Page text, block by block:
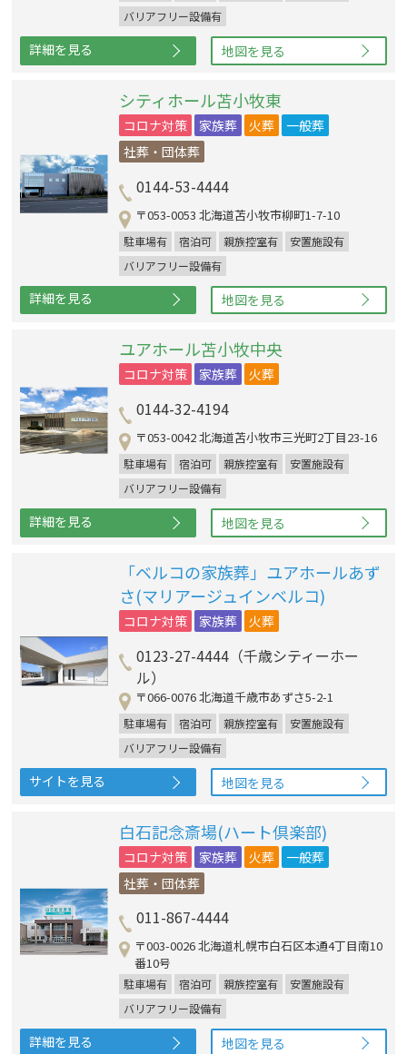
バリアフリー設備有
詳細を見る 地図を見る
シティホール苫小牧東
コロナ対策 家族葬 火葬
一般葬
社葬・団体葬
0144-53-4444
〒053-0053 北海道苫小牧市柳町1-7-10
駐車場有 宿泊可 親族控室有
安置施設有
バリアフリー設備有
詳細を見る 地図を見る
ユアホール苫小牧中央
コロナ対策 家族葬 火葬
0144-32-4194
〒053-0042 北海道苫小牧市三光町2丁目23-16
駐車場有 宿泊可 親族控室有
安置施設有
バリアフリー設備有
詳細を見る 地図を見る
「ベルコの家族葬」ユアホールあず
さ(マリアージュインベルコ)
コロナ対策 家族葬 火葬
0123-27-4444（千歳シティーホー
ル）
〒066-0076 北海道千歳市あずさ5-2-1
駐車場有 宿泊可 親族控室有
安置施設有
バリアフリー設備有
サイトを見る 地図を見る
白石記念斎場(ハート倶楽部)
コロナ対策 家族葬 火葬
一般葬
社葬・団体葬
011-867-4444
〒003-0026 北海道札幌市白石区本通4丁目南10
番10号
駐車場有 宿泊可 親族控室有
安置施設有
バリアフリー設備有
詳細を見る 地図を見る